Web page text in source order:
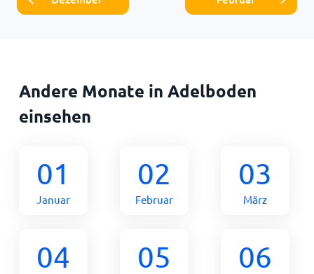
Andere Monate in Adelboden
einsehen
01
Januar
02
Februar
03
März
04 05 06